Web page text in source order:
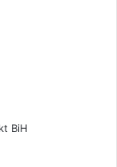
BiH